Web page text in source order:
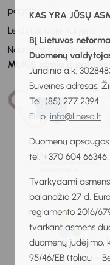
KAS YRA JŪSŲ
BĮ Lietuvos
Duomenų
Juridinio a.k.
Buveinės adresas:
Tel. (85) 277 2394
El. p. info@linesa.lt
Duomenų
tel. +370 604 66346,
Tvarkydami
balandžio 27 d.
reglamento 2016/
tvarkant asmens
duomenų judėjimo,
95/46/EB (toliau –
pagalba
Leidiniai apie karjerą
Naudingos nuorodos
MUKIS remia ir palaiko